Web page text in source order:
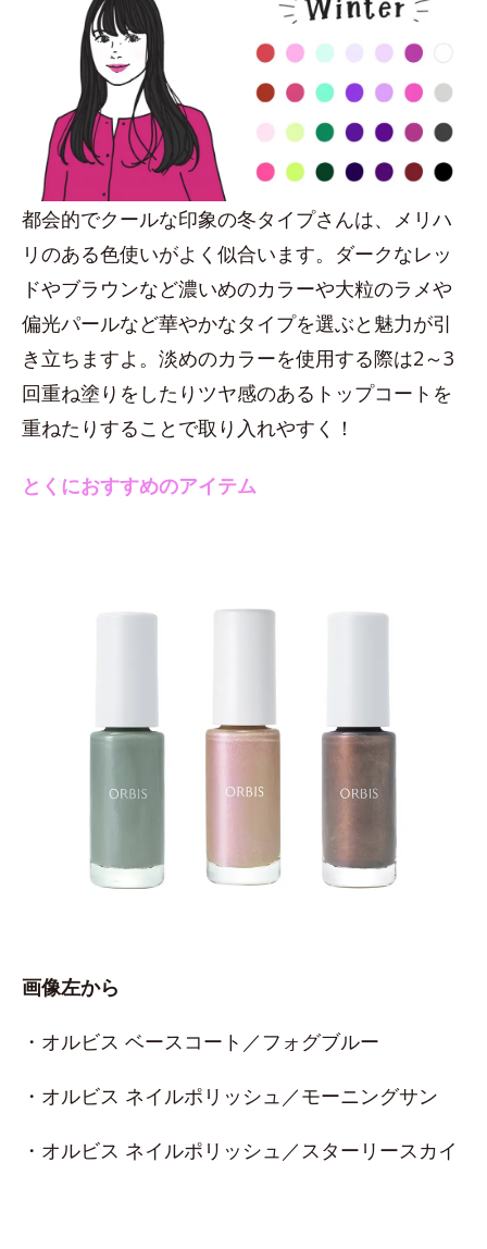
都会的でクールな印象の冬タイプさんは、メリハ
リのある色使いがよく似合います。ダークなレッ
ドやブラウンなど濃いめのカラーや大粒のラメや
偏光パールなど華やかなタイプを選ぶと魅力が引
き立ちますよ。淡めのカラーを使用する際は2～3
回重ね塗りをしたりツヤ感のあるトップコートを
重ねたりすることで取り入れやすく！
とくにおすすめのアイテム
画像左から
・オルビス ベースコート／フォグブルー
・オルビス ネイルポリッシュ／モーニングサン
・オルビス ネイルポリッシュ／スターリースカイ